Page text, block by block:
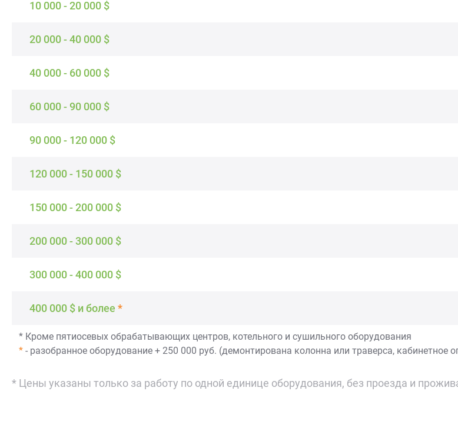
10 000 - 20 000 $
20 000 - 40 000 $
40 000 - 60 000 $
60 000 - 90 000 $
90 000 - 120 000 $
120 000 - 150 000 $
150 000 - 200 000 $
200 000 - 300 000 $
300 000 - 400 000 $
400 000 $ и более *
* Кроме пятиосевых обрабатывающих центров, котельного и сушильного оборудования
* - разобранное оборудование + 250 000 руб. (демонтирована колонна или траверса, кабинетное
* Цены указаны только за работу по одной единице оборудования, без проезда и